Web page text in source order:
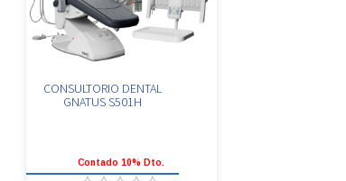
CONSULTORIO DENTAL
GNATUS S501H
Contado 10% Dto.